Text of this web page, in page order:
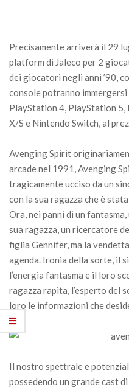
Precisamente arriverà il 29
platform di Jaleco per 2
dei giocatori negli anni ’90,
console potranno
PlayStation 4, PlayStation
X/S e Nintendo Switch, al
Avenging Spirit
arcade nel 1991, Avenging
tragicamente ucciso da un
con la sua ragazza che è
Ora, nei panni di un
sua ragazza, un ricercatore
figlia Gennifer, ma la
agenda. Ironia della sorte, il
l’energia fantasma e il loro
ragazza rapita, l’esperto del
loro le informazioni che
Il nostro spettrale e
possedendo un grande cast